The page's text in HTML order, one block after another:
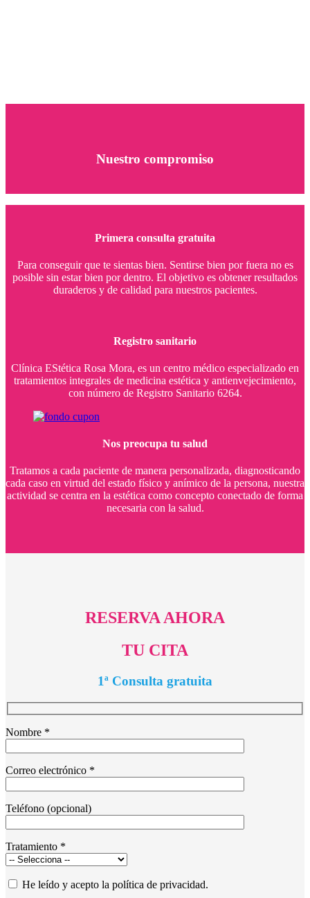
Nuestro compromiso
Primera consulta gratuita
Para conseguir que te sientas bien. Sentirse bien por fuera no es
posible sin estar bien por dentro. El objetivo es obtener resultados
duraderos y de calidad para nuestros pacientes.
Registro sanitario
Clínica EStética Rosa Mora, es un centro médico especializado en
tratamientos integrales de medicina estética y antienvejecimiento,
con número de Registro Sanitario 6264.
Nos preocupa tu salud
Tratamos a cada paciente de manera personalizada, diagnosticando
cada caso en virtud del estado físico y anímico de la persona, nuestra
actividad se centra en la estética como concepto conectado de forma
necesaria con la salud.
RESERVA AHORA
TU CITA
1ª Consulta gratuita
Nombre *
Correo electrónico *
Teléfono (opcional)
Tratamiento *
He leído y acepto la política de privacidad.